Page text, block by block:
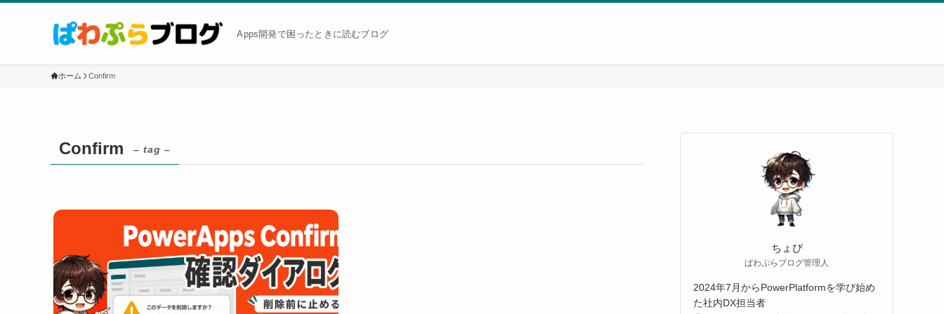
Apps開発で困ったときに読むブログ
ホーム Confirm
Confirm – tag –
ちょび
ぱわぷらブログ管理人
2024年7月からPowerPlatformを学び始め
た社内DX担当者